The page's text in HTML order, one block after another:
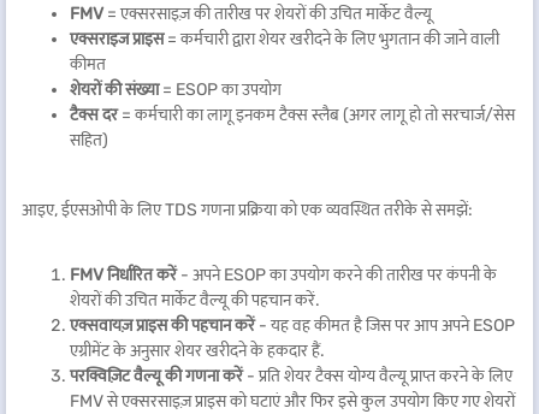
FMV= एक्सरसाइज़ की तारीख पर शेयरों की उचित मार्केट वैल्यू
एक्सराइज प्राइस= कर्मचारी द्वारा शेयर खरीदने के लिए भुगतान की जाने वाली
कीमत
शेयरों की संख्या= ESOP का उपयोग
टैक्स दर= कर्मचारी का लागू इनकम टैक्स स्लैब (अगर लागू हो तो सरचार्ज/सेस
सहित)
आइए, ईएसओपी के लिए TDS गणना प्रक्रिया को एक व्यवस्थित तरीके से समझें:
FMV निर्धारित करें- अपने ESOP का उपयोग करने की तारीख पर कंपनी के
शेयरों की उचित मार्केट वैल्यू की पहचान करें.
एक्सवायज़ प्राइस की पहचान करें- यह वह कीमत है जिस पर आप अपने ESOP
एग्रीमेंट के अनुसार शेयर खरीदने के हकदार हैं.
परक्विज़िट वैल्यू की गणना करें- प्रति शेयर टैक्स योग्य वैल्यू प्राप्त करने के लिए
FMV से एक्सरसाइज़ प्राइस को घटाएं और फिर इसे कुल उपयोग किए गए शेयरों